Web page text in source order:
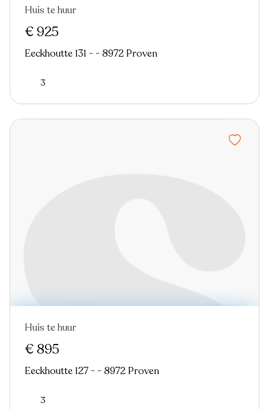
Nieuw
Huis te huur
€ 925
Eeckhoutte 131 - - 8972 Proven
3
Nieuw
Huis te huur
€ 895
Eeckhoutte 127 - - 8972 Proven
3